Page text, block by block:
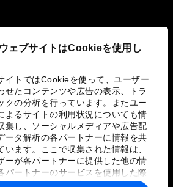
ェブサイトはCookieを使用し
イトではCookieを使って、ユーザー
せたコンテンツや広告の表示、トラ
クの分析を行っています。またユー
よるサイトの利用状況についても情
集し、ソーシャルメディアや広告配
ータ解析の各パートナーに情報を共
います。ここで収集された情報は、
ーが各パートナーに提供した他の情
パートナーのサービスを使用した際
された情報と組み合わされ、各パー
取り組み